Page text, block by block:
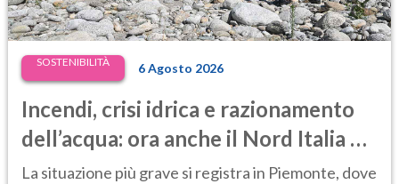
SOSTENIBILITÀ 6 Agosto 2026
Incendi, crisi idrica e razionamento
dell’acqua: ora anche il Nord Italia è
in difficoltà
La situazione più grave si registra in Piemonte, dove